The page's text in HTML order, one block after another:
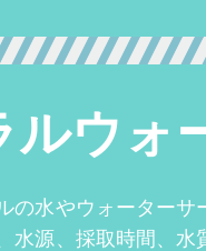
ルウォ
の水やウォーターサ
水源、採取時間、水